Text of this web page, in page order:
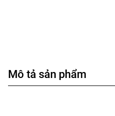
Mô tả sản phẩm